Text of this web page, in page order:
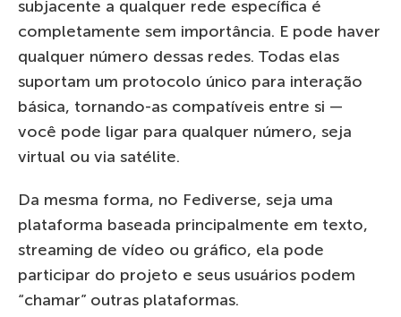
subjacente a qualquer rede específica é
completamente sem importância. E pode haver
qualquer número dessas redes. Todas elas
suportam um protocolo único para interação
básica, tornando-as compatíveis entre si —
você pode ligar para qualquer número, seja
virtual ou via satélite.
Da mesma forma, no Fediverse, seja uma
plataforma baseada principalmente em texto,
streaming de vídeo ou gráfico, ela pode
participar do projeto e seus usuários podem
“chamar” outras plataformas.